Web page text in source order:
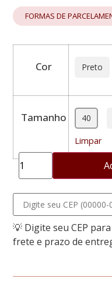
FORMAS DE
Cor Preto
Tamanho 40
Limpar
💡 Digite seu CEP
frete e prazo de